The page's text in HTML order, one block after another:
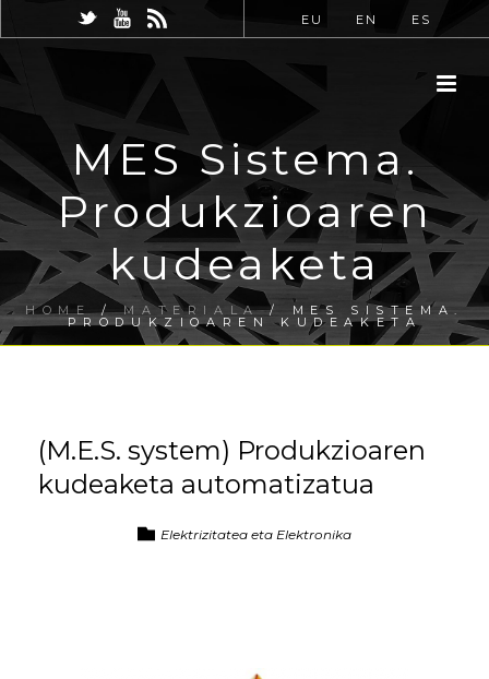
EU EN ES
MES Sistema.
Produkzioaren
kudeaketa
HOME/MATERIALA/ MES SISTEMA.
PRODUKZIOAREN KUDEAKETA
(M.E.S. system) Produkzioaren
kudeaketa automatizatua
Elektrizitatea eta Elektronika